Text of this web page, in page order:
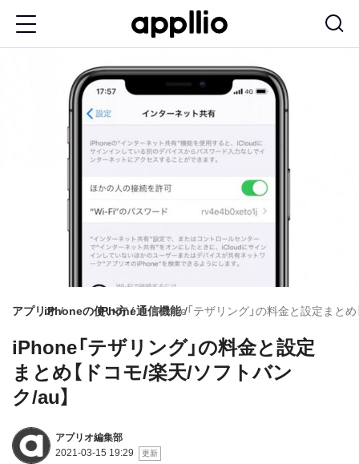
アプリオiPhoneの使い方iPhone通信機能iPhone「テザリング」の料金と設定まと
iPhone「テザリング」の料金と設定
まとめ【ドコモ/楽天/ソフトバン
ク/au】
アプリオ編集部
2021-03-15 19:29